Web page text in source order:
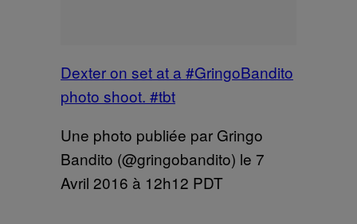
Dexter on set at a #GringoBandito
photo shoot. #tbt
Une photo publiée par Gringo
Bandito (@gringobandito) le 7
Avril 2016 à 12h12 PDT